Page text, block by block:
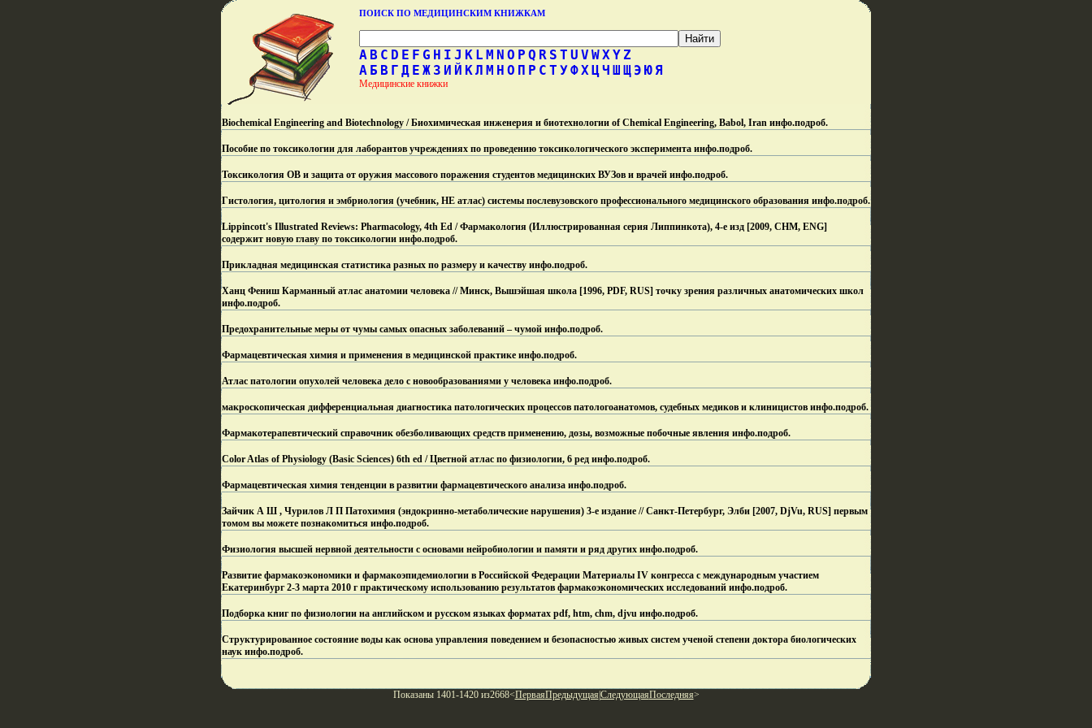
ПОИСК ПО МЕДИЦИНСКИМ КНИЖКАМ
A B C D E F G H I J K L M N O P Q R S T U V WXY Z
А Б В Г Д Е Ж З И Й КЛ М Н О П Р С Т УФХЦЧ Ш Щ Э ЮЯ
Медицинские книжки
Biochemical Engineering and Biotechnology / Биохимическая инженерия и биотехнологии of Chemical Engineering, Babol, Iran инфо.подроб.
Пособие по токсикологии для лаборантов учреждениях по проведению токсикологического эксперимента инфо.подроб.
Токсикология ОВ и защита от оружия массового поражения студентов медицинских ВУЗов и врачей инфо.подроб.
Гистология, цитология и эмбриология (учебник, НЕ атлас) системы послевузовского профессионального медицинского образования инфо.подроб.
Lippincott's Illustrated Reviews: Pharmacology, 4th Ed / Фармакология (Иллюстрированная серия Липпинкота), 4-е изд [2009, CHM, ENG]
содержит новую главу по токсикологии инфо.подроб.
Прикладная медицинская статистика разных по размеру и качеству инфо.подроб.
Ханц Фениш Карманный атлас анатомии человека // Минск, Вышэйшая школа [1996, PDF, RUS] точку зрения различных анатомических школ
инфо.подроб.
Предохранительные меры от чумы самых опасных заболеваний – чумой инфо.подроб.
Фармацевтическая химия и применения в медицинской практике инфо.подроб.
Атлас патологии опухолей человека дело с новообразованиями у человека инфо.подроб.
макроскопическая дифференциальная диагностика патологических процессов патологоанатомов, судебных медиков и клиницистов инфо.подроб.
Фармакотерапевтический справочник обезболивающих средств применению, дозы, возможные побочные явления инфо.подроб.
Color Atlas of Physiology (Basic Sciences) 6th ed / Цветной атлас по физиологии, 6 ред инфо.подроб.
Фармацевтическая химия тенденции в развитии фармацевтического анализа инфо.подроб.
Зайчик А Ш , Чурилов Л П Патохимия (эндокринно-метаболические нарушения) 3-е издание // Санкт-Петербург, Элби [2007, DjVu, RUS] первым
томом вы можете познакомиться инфо.подроб.
Физиология высшей нервной деятельности с основами нейробиологии и памяти и ряд других инфо.подроб.
Развитие фармакоэкономики и фармакоэпидемиологии в Российской Федерации Материалы IV конгресса с международным участием
Екатеринбург 2-3 марта 2010 г практическому использованию результатов фармакоэкономических исследований инфо.подроб.
Подборка книг по физиологии на английском и русском языках форматах pdf, htm, chm, djvu инфо.подроб.
Структурированное состояние воды как основа управления поведением и безопасностью живых систем ученой степени доктора биологических
наук инфо.подроб.
Показаны 1401-1420 из2668<ПерваяПредыдущая СледующаяПоследняя>